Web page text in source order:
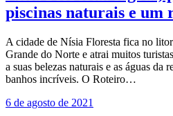
piscinas naturais e um
A cidade de Nísia Floresta fica no
Grande do Norte e atrai muitos
a suas belezas naturais e as águas da
banhos incríveis. O Roteiro…
6 de agosto de 2021